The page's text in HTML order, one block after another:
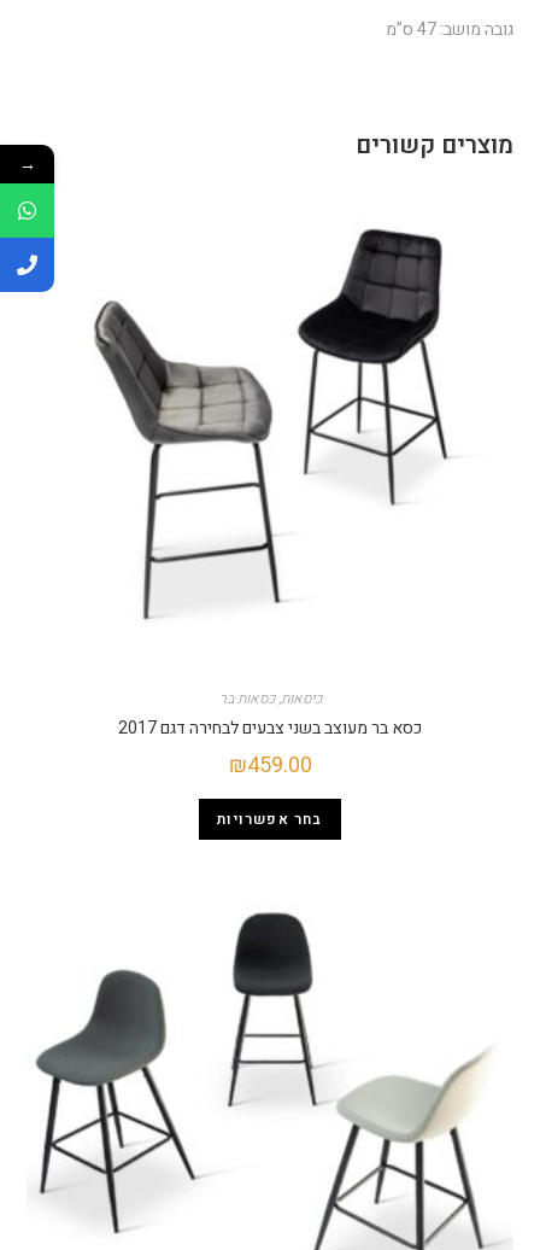
גובה מושב: 47 ס”מ
מוצרים קשורים
כיסאות,כסאות בר
כסא בר מעוצב בשני צבעים לבחירה דגם 2017
₪459.00
בחר אפשרויות
→